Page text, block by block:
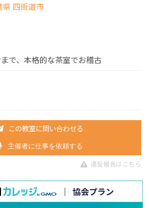
県 四街道市
で、本格的な茶室でお稽古
この教室に問い合わせる
主催者に仕事を依頼する
違反報告はこちら